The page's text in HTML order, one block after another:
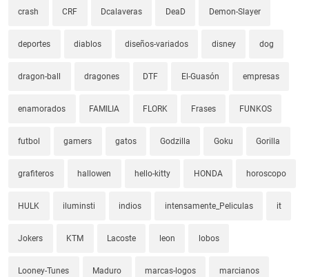
crash CRF Dcalaveras DeaD Demon-Slayer
deportes diablos diseños-variados disney dog
dragon-ball dragones DTF El-Guasón empresas
enamorados FAMILIA FLORK Frases FUNKOS
futbol gamers gatos Godzilla Goku Gorilla
grafiteros hallowen hello-kitty HONDA horoscopo
HULK iluminsti indios intensamente_Peliculas it
Jokers KTM Lacoste leon lobos
Looney-Tunes Maduro marcas-logos marcianos